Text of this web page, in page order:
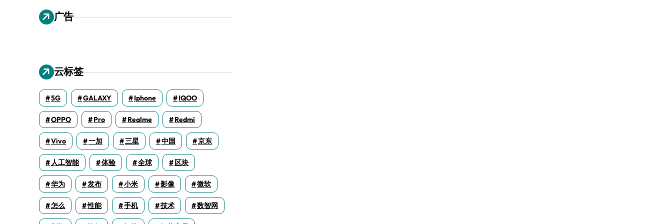
广告
云标签
5G GALAXY Iphone IQOO
OPPO Pro Realme Redmi
Vivo 一加 三星 中国 京东
人工智能 体验 全球 区块
华为 发布 小米 影像 微软
怎么 性能 手机 技术 数智网